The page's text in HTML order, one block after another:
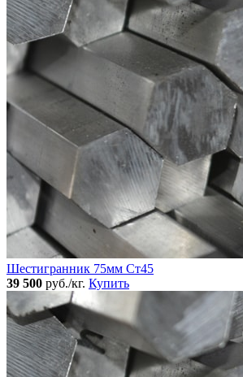
Шестигранник 75мм Ст45
39 500 руб./кг. Купить